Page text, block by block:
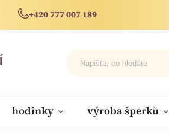
+420 777 007 189
hodinky výroba šperků